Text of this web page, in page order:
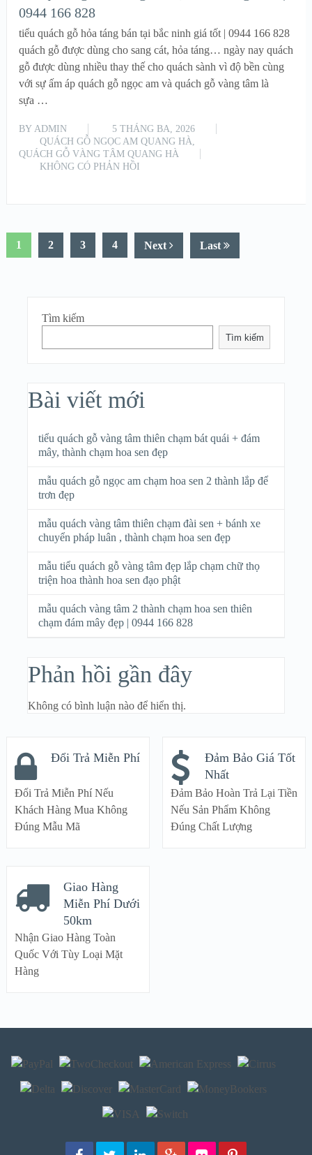
0944 166 828
tiểu quách gỗ hỏa táng bán tại bắc ninh giá tốt | 0944 166 828
quách gỗ được dùng cho sang cát, hỏa táng… ngày nay quách
gỗ được dùng nhiều thay thế cho quách sành vì độ bền cùng
với sự ấm áp quách gỗ ngọc am và quách gỗ vàng tâm là
sựa …
BY ADMIN
5 THÁNG BA, 2026
QUÁCH GỖ NGỌC AM QUANG HÀ,
QUÁCH GỖ VÀNG TÂM QUANG HÀ
KHÔNG CÓ PHẢN HỒI
1 2 3 4 Next Last
Tìm kiếm
Tìm kiếm
Bài viết mới
tiểu quách gỗ vàng tâm thiên chạm bát quái + đám
mây, thành chạm hoa sen đẹp
mẫu quách gỗ ngọc am chạm hoa sen 2 thành lắp để
trơn đẹp
mẫu quách vàng tâm thiên chạm đài sen + bánh xe
chuyển pháp luân , thành chạm hoa sen đẹp
mẫu tiểu quách gỗ vàng tâm đẹp lắp chạm chữ thọ
triện hoa thành hoa sen đạo phật
mẫu quách vàng tâm 2 thành chạm hoa sen thiên
chạm đám mây đẹp | 0944 166 828
Phản hồi gần đây
Không có bình luận nào để hiển thị.
Đổi Trả Miễn Phí
Đổi Trả Miễn Phí Nếu
Khách Hàng Mua Không
Đúng Mẫu Mã
Đảm Bảo Giá Tốt
Nhất
Đảm Bảo Hoàn Trả Lại Tiền
Nếu Sản Phẩm Không
Đúng Chất Lượng
Giao Hàng
Miễn Phí Dưới
50km
Nhận Giao Hàng Toàn
Quốc Với Tùy Loại Mặt
Hàng